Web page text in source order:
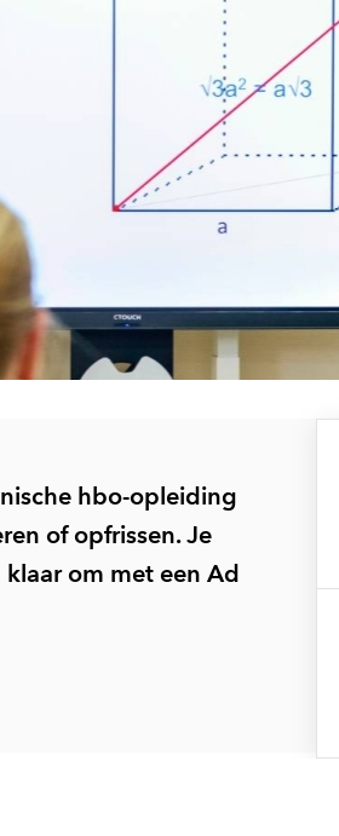
hbo-opleiding
of opfrissen. Je
om met een Ad